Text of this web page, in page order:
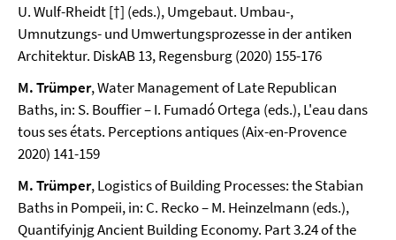
U. Wulf-Rheidt [†] (eds.), Umgebaut. Umbau-,
Umnutzungs- und Umwertungsprozesse in der antiken
Architektur. DiskAB 13, Regensburg (2020) 155-176
M. Trümper, Water Management of Late Republican
Baths, in: S. Bouffier – I. Fumadó Ortega (eds.), L'eau dans
tous ses états. Perceptions antiques (Aix-en-Provence
2020) 141-159
M. Trümper, Logistics of Building Processes: the Stabian
Baths in Pompeii, in: C. Recko – M. Heinzelmann (eds.),
Quantifyinjg Ancient Building Economy. Part 3.24 of the